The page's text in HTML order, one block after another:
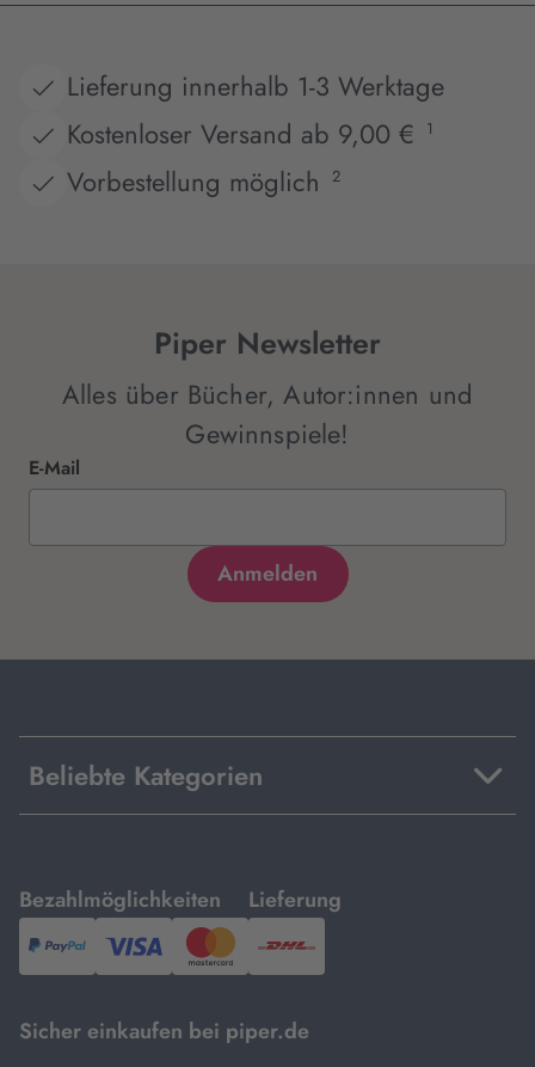
Lieferung innerhalb 1-3 Werktage
Kostenloser Versand ab 9,00 €
1
Vorbestellung möglich 2
Piper Newsletter
Alles über Bücher, Autor:innen und
Gewinnspiele!
E-Mail
Beliebte Kategorien
Bezahlmöglichkeiten
mit
PayPal,Visa
und
Lieferung
mit
DHL.
Sicher einkaufen bei piper.de